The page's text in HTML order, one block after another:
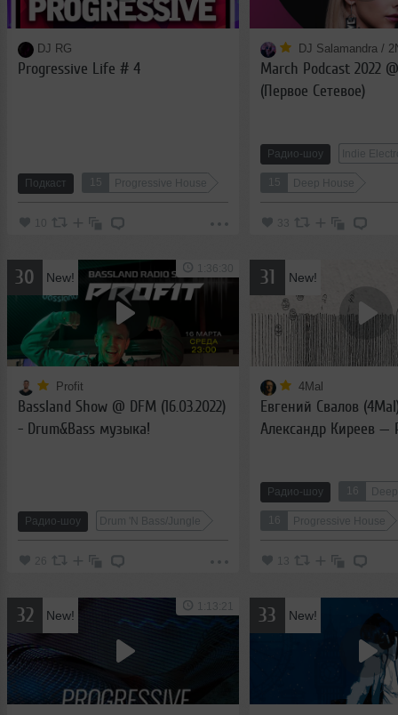
DJ RG
Progressive Life # 4
Подкаст 15 Progressive House
DJ Salamandra /
March Podcast 2022
(Первое Сетевое)
Радио-шоу Indie
15 Deep House
33
30 New!
Profit
Bassland Show @ DFM (16.03.2022)
- Drum&Bass музыка!
Радио-шоу Drum 'N Bass/Jungle
26
1:36:30 31 New!
4Mal
Евгений Свалов
Александр Киреев —
Радио-шоу 16
16 Progressive House
13
32 New!
1:13:21 33 New!